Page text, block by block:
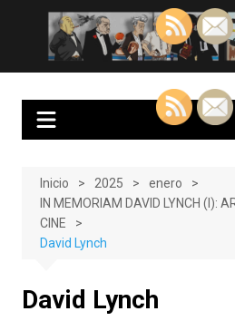
contenido
Crítica cinematográfica y audiovisual.
Inicio 2025
enero
IN MEMORIAM DAVID LYNCH (I):
CINE
David Lynch
David Lynch